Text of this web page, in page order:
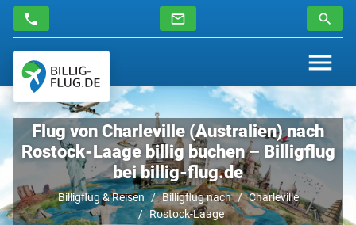
Flug von Charleville (Australien) nach
Rostock-Laage billig buchen – Billigflug
bei billig-flug.de
Billigflug & Reisen Billigflug nach
Charleville
Rostock-Laage